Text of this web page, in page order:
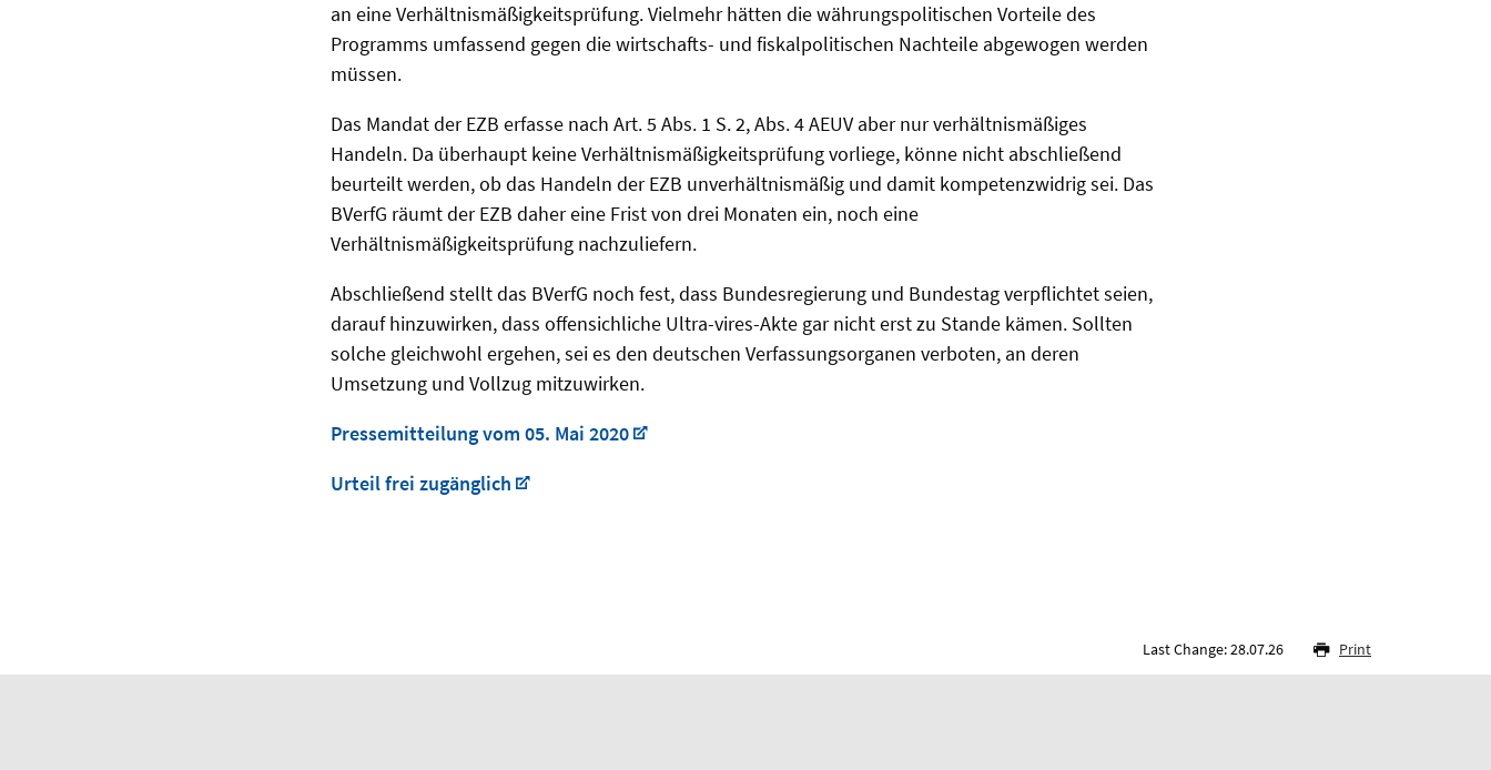
an eine Verhältnismäßigkeitsprüfung. Vielmehr hätten die währungspolitischen Vorteile des
Programms umfassend gegen die wirtschafts- und fiskalpolitischen Nachteile abgewogen werden
müssen.
Das Mandat der EZB erfasse nach Art. 5 Abs. 1 S. 2, Abs. 4 AEUV aber nur verhältnismäßiges
Handeln. Da überhaupt keine Verhältnismäßigkeitsprüfung vorliege, könne nicht abschließend
beurteilt werden, ob das Handeln der EZB unverhältnismäßig und damit kompetenzwidrig sei. Das
BVerfG räumt der EZB daher eine Frist von drei Monaten ein, noch eine
Verhältnismäßigkeitsprüfung nachzuliefern.
Abschließend stellt das BVerfG noch fest, dass Bundesregierung und Bundestag verpflichtet seien,
darauf hinzuwirken, dass offensichliche Ultra-vires-Akte gar nicht erst zu Stande kämen. Sollten
solche gleichwohl ergehen, sei es den deutschen Verfassungsorganen verboten, an deren
Umsetzung und Vollzug mitzuwirken.
Pressemitteilung vom 05. Mai 2020
Urteil frei zugänglich
Last Change: 28.07.26 Print